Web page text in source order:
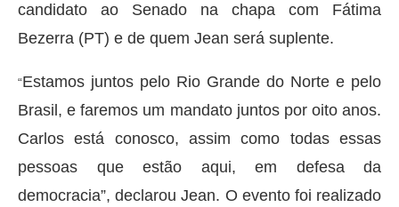
candidato ao Senado na chapa com Fátima
Bezerra (PT) e de quem Jean será suplente.
“Estamos juntos pelo Rio Grande do Norte e pelo
Brasil, e faremos um mandato juntos por oito anos.
Carlos está conosco, assim como todas essas
pessoas que estão aqui, em defesa da
democracia”, declarou Jean. O evento foi realizado